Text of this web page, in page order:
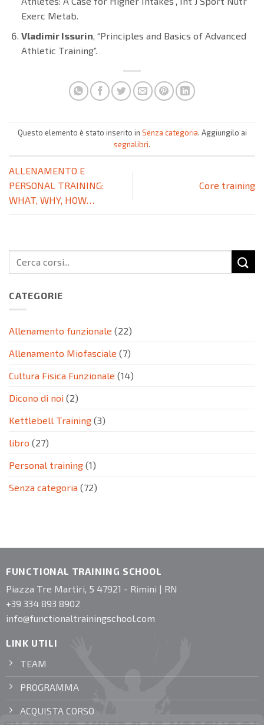
Exerc Metab.
Vladimir Issurin, “Principles and Basics of Advanced
Athletic Training”.
Questo elemento è stato inserito in Senza categoria. Aggiungilo ai
segnalibri.
ALLENAMENTO E
PERSONAL TRAINING:
WHAT, WHY, HOW…
Core training
CATEGORIE
Allenamento funzionale (22)
Allenamento Miofasciale (7)
Cultura Fisica Funzionale (14)
Dicono di noi (2)
Kettlebell Training (3)
libro (27)
Personal training (1)
Senza categoria (72)
FUNCTIONAL TRAINING SCHOOL
Piazza Tre Martiri, 5 47921 - Rimini | RN
+39 334 893 8902
info@functionaltrainingschool.com
LINK UTILI
TEAM
PROGRAMMA
ACQUISTA CORSO